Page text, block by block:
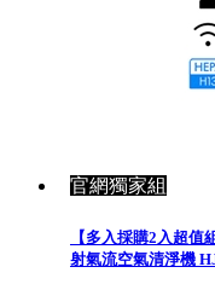
官網獨家組
【多入採購2入超
射氣流空氣清淨機